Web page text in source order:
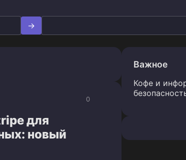
0
для
новый
Важное
Кофе и